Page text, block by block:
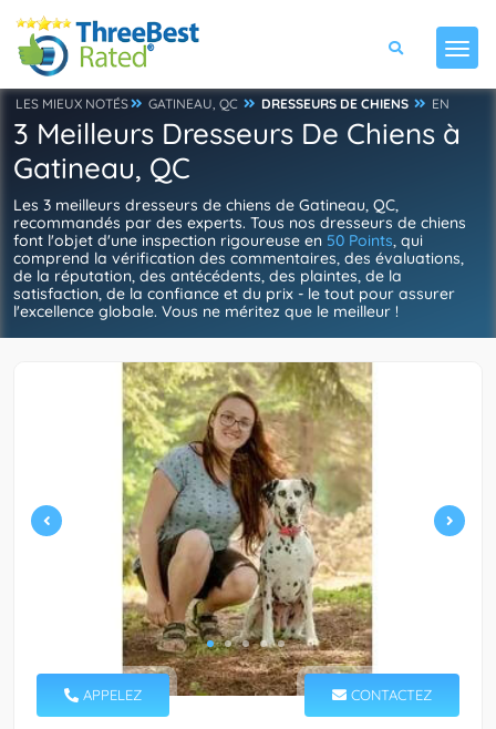
LES MIEUX NOTÉS GATINEAU, QC DRESSEURS DE CHIENS EN
3 Meilleurs Dresseurs De Chiens à
Gatineau, QC
Les 3 meilleurs dresseurs de chiens de Gatineau, QC,
recommandés par des experts. Tous nos dresseurs de chiens
font l'objet d'une inspection rigoureuse en 50 Points, qui
comprend la vérification des commentaires, des évaluations,
de la réputation, des antécédents, des plaintes, de la
satisfaction, de la confiance et du prix - le tout pour assurer
l'excellence globale. Vous ne méritez que le meilleur !
APPELEZ CONTACTEZ